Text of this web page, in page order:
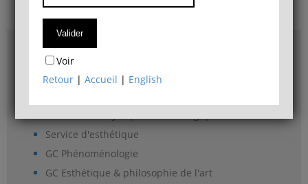
Accès & plans
Bibliothèque du Département de philosophie
Service d'esthétique
GC Phénoménologie
GC Esthétique & philosophie de l'art
Voir
Retour |Accueil | English